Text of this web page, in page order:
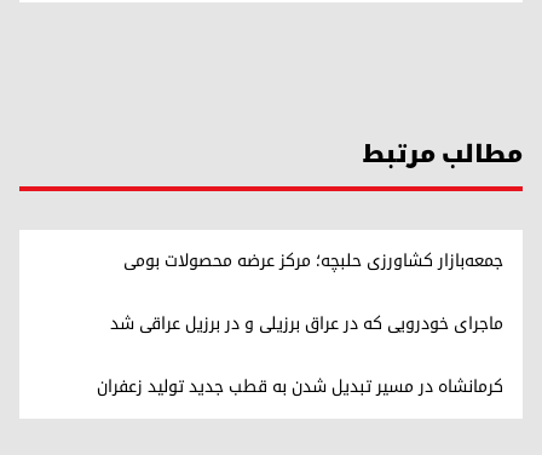
مطالب مرتبط
جمعه‌بازار کشاورزی حلبچه؛ مرکز عرضه محصولات بومی
ماجرای خودرویی که در عراق برزیلی و در برزیل عراقی شد
کرمانشاه در مسیر تبدیل شدن به قطب جدید تولید زعفران